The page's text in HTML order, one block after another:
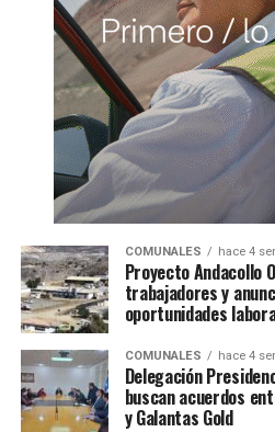
COMUNALES hace 4
Proyecto Andacollo
trabajadores y
oportunidades
COMUNALES hace 4
Delegación
buscan acuerdos
y Galantas Gold